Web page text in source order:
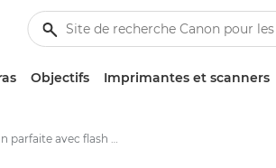
Objectifs Imprimantes et scanners
Exposition parfaite avec flash en basse lumière